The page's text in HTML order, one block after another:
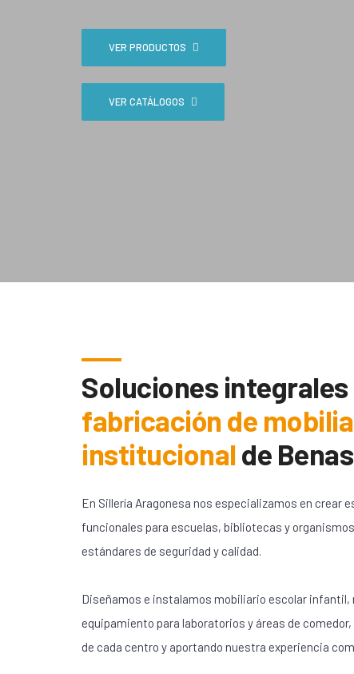
VER PRODUCTOS
VER CATÁLOGOS
Soluciones integrales
fabricación de
institucionalde
En Sillería Aragonesa nos especializamos en crear
funcionales para escuelas, bibliotecas y
estándares de seguridad y calidad.
Diseñamos e instalamos mobiliario escolar
equipamiento para laboratorios y áreas de
de cada centro y aportando nuestra experiencia